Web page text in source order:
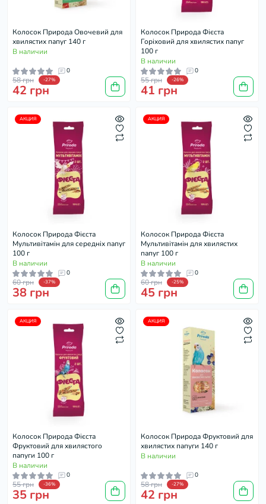
Колосок Природа Овочевий для
хвилястих папуг 140 г
В наличии
0
58 грн -27%
42 грн
Колосок Природа Фієста
Горіховий для хвилястих папуг
100 г
В наличии
0
55 грн -26%
41 грн
АКЦИЯ
Колосок Природа Фієста
Мультивітамін для середніх папуг
100 г
В наличии
0
60 грн -37%
38 грн
АКЦИЯ
Колосок Природа Фієста
Мультивітамін для хвилястих
папуг 100 г
В наличии
0
60 грн -25%
45 грн
АКЦИЯ
Колосок Природа Фієста
Фруктовий для хвилястого
папуги 100 г
В наличии
0
55 грн -36%
35 грн
АКЦИЯ
Колосок Природа Фруктовий для
хвилястих папуги 140 г
В наличии
0
58 грн -27%
42 грн